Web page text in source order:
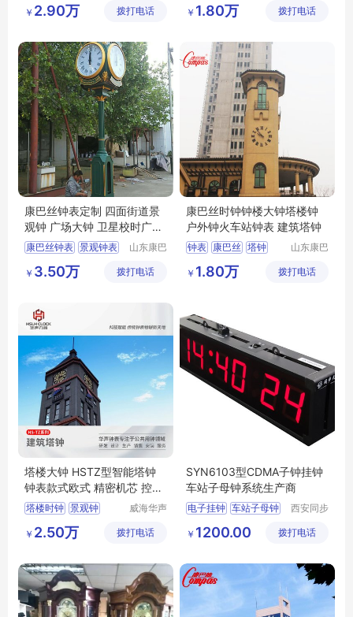
公园景观钟
限公司
￥ 2.90万 拨打电话
景观钟表
有限公司
￥ 1.80万 拨打电话
康巴丝钟表定制 四面街道景
观钟 广场大钟 卫星校时广告
创意立钟
康巴丝钟表 景观钟表
山东康巴
限公司
￥ 3.50万 拨打电话
康巴丝时钟钟楼大钟塔楼钟
户外钟火车站钟表 建筑塔钟
钟表 康巴丝 塔钟
山东康巴
限公司
￥ 1.80万 拨打电话
塔楼大钟 HSTZ型智能塔钟
钟表款式欧式 精密机芯 控制
器抗干扰能力强
塔楼时钟 景观钟
塔楼报时钟
威海华声
有限公司
￥ 2.50万 拨打电话
SYN6103型CDMA子钟挂钟
车站子母钟系统生产商
电子挂钟 车站子母钟
子母钟厂家
西安同步
有限公司
￥ 1200.00 拨打电话